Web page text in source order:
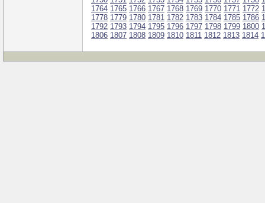
1764 1765 1766 1767 1768 1769 1770 1771 1772
1778 1779 1780 1781 1782 1783 1784 1785 1786
1792 1793 1794 1795 1796 1797 1798 1799 1800
1806 1807 1808 1809 1810 1811 1812 1813 1814